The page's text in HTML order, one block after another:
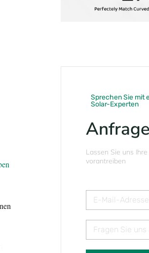
Sprechen Sie mit
Solar-Experten
Anfrage
Lassen Sie uns
vorantreiben